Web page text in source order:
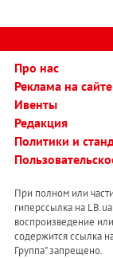
Про нас
Реклама на сайте
Ивенты
Редакция
Политики и
При полном или
гиперссылка на
воспроизведение
содержится ссылка
Группа" запрещено.